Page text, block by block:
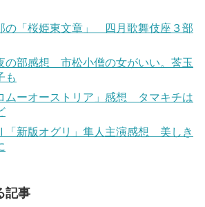
の「桜姫東文章」 四月歌舞伎座３部
の部感想 市松小僧の女がいい。莟玉
も
ムーオーストリア」感想 タマキチは
「新版オグリ」隼人主演感想 美しき
記事